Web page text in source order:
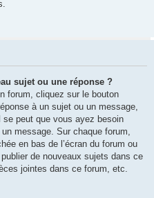
sujet ou une réponse ?
forum, cliquez sur le bouton
à un sujet ou un message,
peut que vous ayez besoin
message. Sur chaque forum,
en bas de l’écran du forum ou
de nouveaux sujets dans ce
jointes dans ce forum, etc.